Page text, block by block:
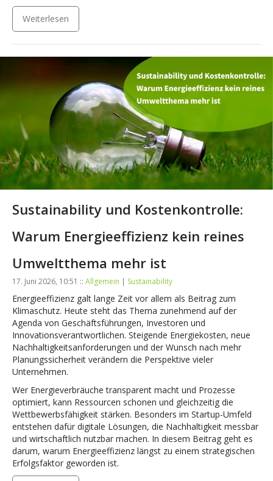
Weiterlesen
Sustainability und Kostenkontrolle:
Warum Energieeffizienz kein reines
Umweltthema mehr ist
17. Juni 2026, 10:51 :: Allgemein | Sustainability
Energieeffizienz galt lange Zeit vor allem als Beitrag zum
Klimaschutz. Heute steht das Thema zunehmend auf der
Agenda von Geschäftsführungen, Investoren und
Innovationsverantwortlichen. Steigende Energiekosten, neue
Nachhaltigkeitsanforderungen und der Wunsch nach mehr
Planungssicherheit verändern die Perspektive vieler
Unternehmen.
Wer Energieverbräuche transparent macht und Prozesse
optimiert, kann Ressourcen schonen und gleichzeitig die
Wettbewerbsfähigkeit stärken. Besonders im Startup-Umfeld
entstehen dafür digitale Lösungen, die Nachhaltigkeit messbar
und wirtschaftlich nutzbar machen. In diesem Beitrag geht es
darum, warum Energieeffizienz längst zu einem strategischen
Erfolgsfaktor geworden ist.